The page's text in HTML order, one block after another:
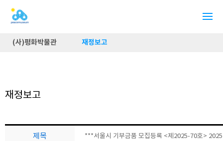
(사)평화박물관 재정보고
재정보고
제목 ***서울시 기부금품 모집등록 <제2025-70호>